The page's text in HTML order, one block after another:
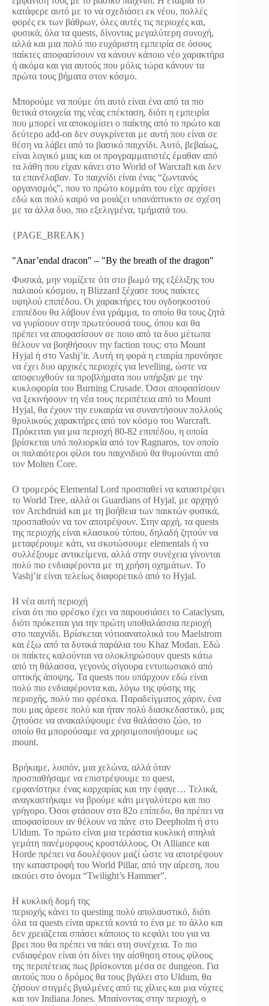
κατάφερε αυτό με το να σχεδιάσει εκ νέου, πολλές
φορές εκ των βάθρων, όλες αυτές τις περιοχές και,
φυσικά, όλα τα quests, δίνοντας μεγαλύτερη συνοχή,
αλλά και μια πολύ πιο ευχάριστη εμπειρία σε όσους
παίκτες αποφασίσουν να κάνουν κάποιο νέο χαρακτήρα
ή ακόμα και για αυτούς που μόλις τώρα κάνουν τα
πρώτα τους βήματα στον κόσμο.
Μπορούμε να πούμε ότι αυτό είναι ένα από τα πιο
θετικά στοιχεία της νέας επέκταση, διότι η εμπειρία
που μπορεί να αποκομίσει ο παίκτης από το πρώτο και
δεύτερο add-on δεν συγκρίνεται με αυτή που είναι σε
θέση να λάβει από το βασικό παιχνίδι. Αυτό, βεβαίως,
είναι λογικό μιας και οι προγραμματιστές έμαθαν από
τα λάθη που είχαν κάνει στο World of Warcraft και δεν
τα επανέλαβαν. Το παιχνίδι είναι ένας “ζωντανός
οργανισμός”, που το πρώτο κομμάτι του είχε αρχίσει
εδώ και πολύ καιρό να μοιάζει υπανάπτυκτο σε σχέση
με τα άλλα δυο, πιο εξελιγμένα, τμήματά του.
{PAGE_BREAK}
"Anar’endal dracon" – "By the breath of the dragon"
Φυσικά, μην νομίζετε ότι στο βωμό της εξέλιξης του
παλαιού κόσμου, η Blizzard ξέχασε τους παίκτες
υψηλού επιπέδου. Οι χαρακτήρες του ογδοηκοστού
επιπέδου θα λάβουν ένα γράμμα, το οποίο θα τους ζητά
να γυρίσουν στην πρωτεύουσά τους, όπου και θα
πρέπει να αποφασίσουν σε ποιο από τα δυο μέτωπα
θέλουν να βοηθήσουν την faction τους: στο Mount
Hyjal ή στο Vashj’ir. Αυτή τη φορά η εταιρία προνόησε
να έχει δυο αρχικές περιοχές για levelling, ώστε να
αποφευχθούν τα προβλήματα που υπήρξαν με την
κυκλοφορία του Burning Crusade. Όσοι αποφασίσουν
να ξεκινήσουν τη νέα τους περιπέτεια από το Mount
Hyjal, θα έχουν την ευκαιρία να συναντήσουν πολλούς
θρυλικούς χαρακτήρες από τον κόσμο του Warcraft.
Πρόκειται για μια περιοχή 80-82 επιπέδου, η οποία
βρίσκεται υπό πολιορκία από τον Ragnaros, τον οποίο
οι παλαιότεροι φίλοι του παιχνιδιού θα θυμούνται από
τον Molten Core.
Ο τρομερός Elemental Lord προσπαθεί να καταστρέψει
το World Tree, αλλά οι Guardians of Hyjal, με αρχηγό
τον Archdruid και με τη βοήθεια των παικτών φυσικά,
προσπαθούν να τον αποτρέψουν. Στην αρχή, τα quests
της περιοχής είναι κλασικού τύπου, δηλαδή ζητούν να
μεταφέρουμε κάτι, να σκοτώσουμε elementals ή να
συλλέξουμε αντικείμενα, αλλά στην συνέχεια γίνονται
πολύ πιο ενδιαφέροντα με τη χρήση οχημάτων. Το
Vashj’ir είναι τελείως διαφορετικό από το Hyjal.
Η νέα αυτή περιοχή
είναι ότι πιο φρέσκο έχει να παρουσιάσει το Cataclysm,
διότι πρόκειται για την πρώτη υποθαλάσσια περιοχή
στο παιχνίδι. Βρίσκεται νότιοανατολικά του Maelstrom
και έξω από τα δυτικά παράλια του Khaz Modan. Εδώ
οι παίκτες καλούνται να ολοκληρώσουν quests κάτω
από τη θάλασσα, γεγονός σίγουρα εντυπωσιακό από
οπτικής άποψης. Τα quests που υπάρχουν εδώ είναι
πολύ πιο ενδιαφέροντα και, λόγω της φύσης της
περιοχής, πολύ πιο φρέσκα. Παραδείγματος χάριν, ένα
που μας άρεσε πολύ και ήταν πολύ διασκεδαστικό, μας
ζητούσε να ανακαλύψουμε ένα θαλάσσιο ζώο, το
οποίο θα μπορούσαμε να χρησιμοποιήσουμε ως
mount.
Βρήκαμε, λοιπόν, μια χελώνα, αλλά όταν
προσπαθήσαμε να επιστρέψουμε το quest,
εμφανίστηκε ένας καρχαρίας και την έφαγε… Τελικά,
αναγκαστήκαμε να βρούμε κάτι μεγαλύτερο και πιο
γρήγορο. Όσοι φτάσουν στο 82ο επίπεδο, θα πρέπει να
αποφασίσουν αν θέλουν να πάνε στο Deepholm ή στο
Uldum. Το πρώτο είναι μια τεράστια κυκλική σπηλιά
γεμάτη πανέμορφους κρυστάλλους. Οι Alliance και
Horde πρέπει να δουλέψουν μαζί ώστε να αποτρέψουν
την καταστροφή του World Pillar, από την αίρεση, που
ακούει στο όνομα “Twilight’s Hammer”.
H κυκλική δομή της
περιοχής κάνει το questing πολύ απολαυστικό, διότι
όλα τα quests είναι αρκετά κοντά το ένα με το άλλο και
δεν χρειάζεται σπάσει κάποιος το κεφάλι του για να
βρει που θα πρέπει να πάει στη συνέχεια. Το πιο
ενδιαφέρον είναι ότι δίνει την αίσθηση στους φίλους
της περιπέτειας πως βρίσκονται μέσα σε dungeon. Για
αυτούς που ο δρόμος θα τους βγάλει στο Uldum, θα
ζήσουν στιγμές βγαλμένες από τις χίλιες και μια νύχτες
και τον Indiana Jones. Μπαίνοντας στην περιοχή, ο